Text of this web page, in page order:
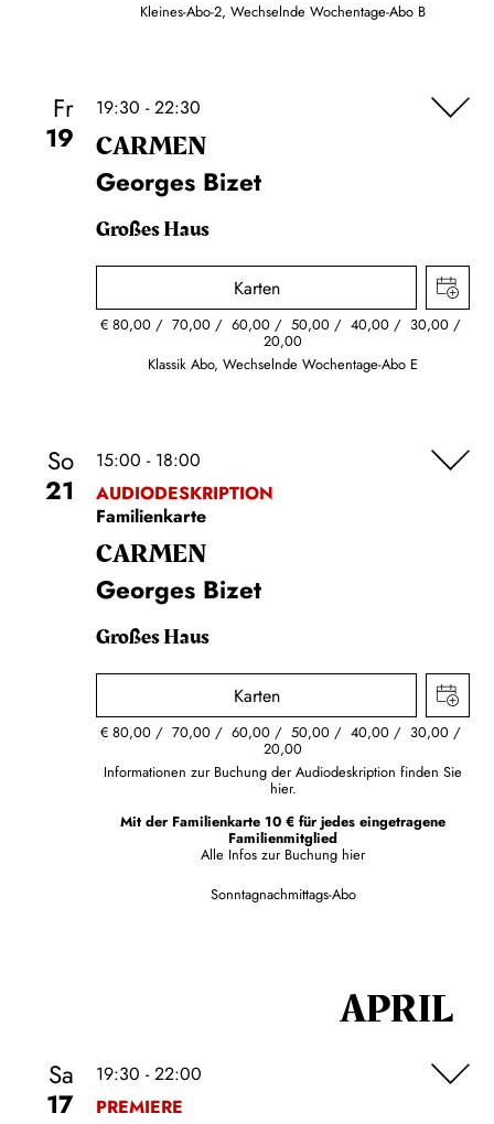
Kleines-Abo-2, Wechselnde Wochentage-Abo B
Fr
19
19:30 - 22:30
CARMEN
Georges Bizet
Großes Haus
Karten
€80,00 70,00 60,00 50,00 40,00 30,00
20,00
Klassik Abo, Wechselnde Wochentage-Abo E
So
21
15:00 - 18:00
AUDIODESKRIPTION
Familienkarte
CARMEN
Georges Bizet
Großes Haus
Karten
€80,00 70,00 60,00 50,00 40,00 30,00
20,00
Informationen zur Buchung der Audiodeskription finden Sie
hier.
Mit der Familienkarte 10 € für jedes eingetragene
Familienmitglied
Alle Infos zur Buchung hier
Sonntagnachmittags-Abo
APRIL
Sa
17
19:30 - 22:00
PREMIERE